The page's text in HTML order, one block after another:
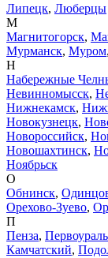
Липецк, Люберцы
М
Магнитогорск,
Мурманск, Муром,
Н
Набережные
Невинномысск,
Нижнекамск,
Новокузнецк,
Новороссийск,
Новошахтинск,
Ноябрьск
О
Обнинск,
Орехово-Зуево,
П
Пенза,
Камчатский,